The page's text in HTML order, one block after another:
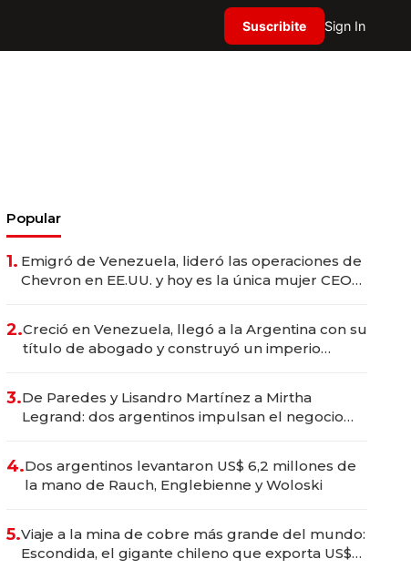
Suscribite Sign In
Popular
1. Emigró de Venezuela, lideró las operaciones de
Chevron en EE.UU. y hoy es la única mujer CEO
2.Creció en Venezuela, llegó a la Argentina con su
título de abogado y construyó un imperio
3.De Paredes y Lisandro Martínez a Mirtha
Legrand: dos argentinos impulsan el negocio
4.Dos argentinos levantaron US$ 6,2 millones de
la mano de Rauch, Englebienne y Woloski
5.Viaje a la mina de cobre más grande del mundo:
Escondida, el gigante chileno que exporta US$